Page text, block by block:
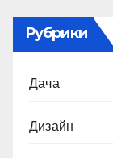
Рубрики
Дача
Дизайн